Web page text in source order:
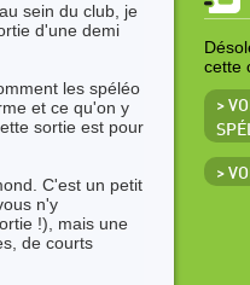
sein du club, je
d'une demi
les spéléo
et ce qu'on y
sortie est pour
C'est un petit
n'y
!), mais une
de courts
cette
>
>